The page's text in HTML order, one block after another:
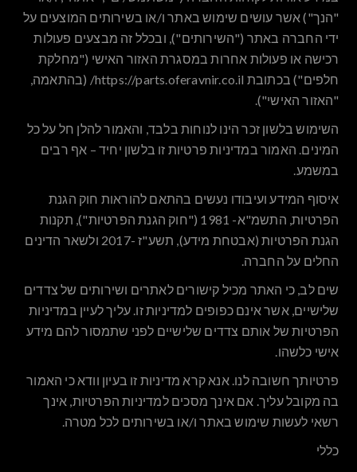
"הנך")אשר עושים שימוש באתר ו/או בשירותים המוצעים על
ידי החברה באתר ("השירותים"), ובכלל זה מבצעים פעולות
רכישה או פעולות אחרות במסגרת האזור האישי ("מחלקת
חלפים") בכתובת https://parts.oferavnir.co.il/ (בהתאמה,
"האזור האישי").
השימוש בלשון זכר הינו לנוחות בלבד, והאמור להלן חל על כל
המינים. האמור במדיניות פרטיות זו בלשון יחיד – אף רבים
במשמע.
איסוף המידע ועיבודו נעשים בהתאם להוראות חוק הגנת
הפרטיות, התשמ"א- 1981 ("
חוק הגנת הפרטיות"), תקנות
הגנת הפרטיות (אבטחת מידע), תשע"ז -2017 ולשאר הדינים
החלים על החברה.
שים לב, כי האתר מכיל קישורים לאתרים ושירותים של צדדים
שלישיים, אשר אינם כפופים למדיניות זו. עליך לעיין במדיניות
הפרטיות של אותם צדדים שלישיים לפני שתמסור להם מידע
אישי כלשהו.
פרטיותך חשובה לנו. אנא קרא מדיניות זו בעיון וודא כי האמור
בה מקובל עליך. אם אינך מסכים למדיניות הפרטיות, אינך
רשאי לעשות שימוש באתר ו/או בשירותים לכל מטרה.
כללי